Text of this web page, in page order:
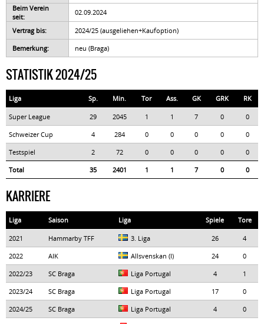
Beim Verein
seit:
02.09.2024
Vertrag bis:
2024/25 (ausgeliehen+Kaufoption)
Bemerkung:
neu (Braga)
STATISTIK 2024/25
Liga Sp. Min. Tor Ass. GK GRK RK
Super League 29 2045 1 1 7 0
0
Schweizer Cup
4 284 0 0 0 0
0
Testspiel
2 72 0 0 0 0
0
Total
35 2401 1 1 7 0 0
KARRIERE
Liga Saison Liga Spiele Tore
2021 Hammarby TFF 3. Liga 26
4
2022
AIK Allsvenskan (I) 24
0
2022/23
SC Braga Liga Portugal 4
1
2023/24
SC Braga Liga Portugal 17
0
2024/25
SC Braga Liga Portugal 4
0